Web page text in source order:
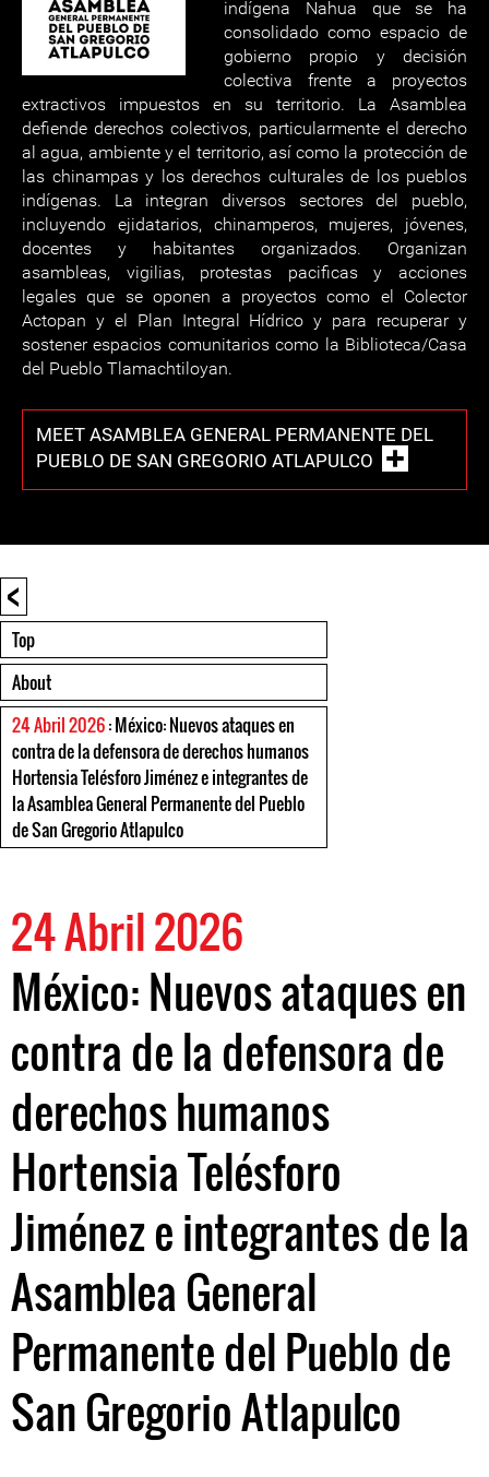
indígena Nahua que se ha
consolidado como espacio de
gobierno propio y decisión
colectiva frente a proyectos
extractivos impuestos en su territorio. La Asamblea
defiende derechos colectivos, particularmente el derecho
al agua, ambiente y el territorio, así como la protección de
las chinampas y los derechos culturales de los pueblos
indígenas. La integran diversos sectores del pueblo,
incluyendo ejidatarios, chinamperos, mujeres, jóvenes,
docentes y habitantes organizados. Organizan
asambleas, vigilias, protestas pacificas y acciones
legales que se oponen a proyectos como el Colector
Actopan y el Plan Integral Hídrico y para recuperar y
sostener espacios comunitarios como la Biblioteca/Casa
del Pueblo Tlamachtiloyan.
MEET ASAMBLEA GENERAL PERMANENTE DEL
PUEBLO DE SAN GREGORIO ATLAPULCO
<
Top
About
24 Abril 2026: México: Nuevos ataques en
contra de la defensora de derechos humanos
Hortensia Telésforo Jiménez e integrantes de
la Asamblea General Permanente del Pueblo
de San Gregorio Atlapulco
24 Abril 2026
México: Nuevos ataques en
contra de la defensora de
derechos humanos
Hortensia Telésforo
Jiménez e integrantes de la
Asamblea General
Permanente del Pueblo de
San Gregorio Atlapulco